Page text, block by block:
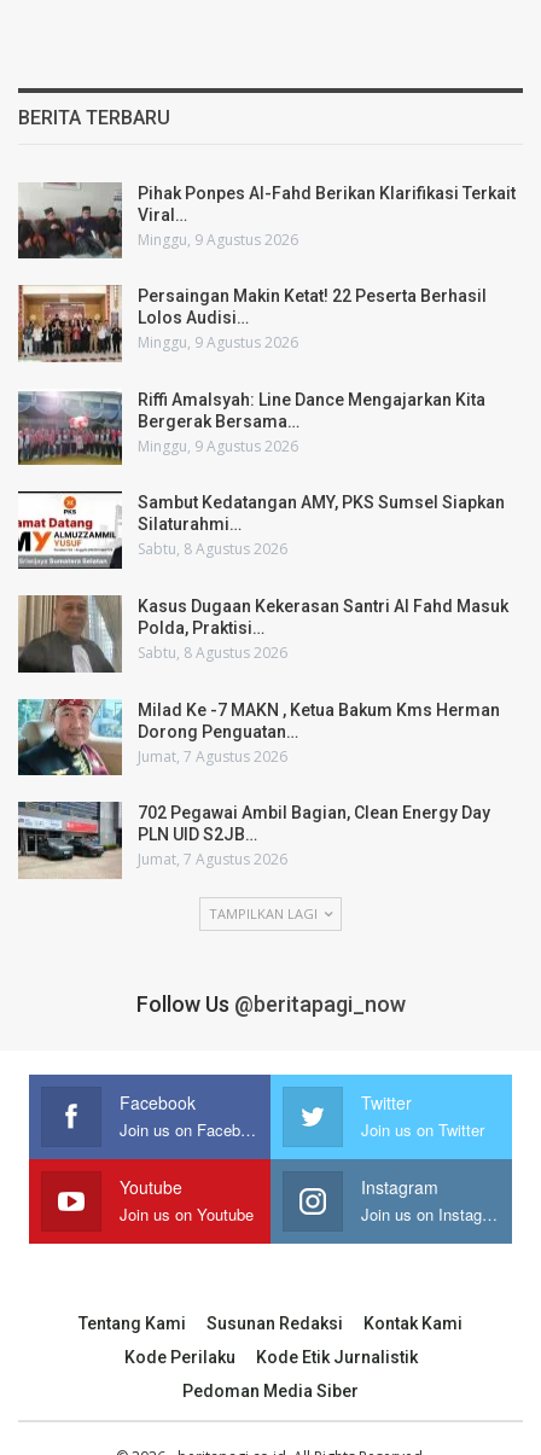
BERITA TERBARU
Pihak Ponpes Al-Fahd Berikan Klarifikasi Terkait
Viral…
Minggu, 9 Agustus 2026
Persaingan Makin Ketat! 22 Peserta Berhasil
Lolos Audisi…
Minggu, 9 Agustus 2026
Riffi Amalsyah: Line Dance Mengajarkan Kita
Bergerak Bersama…
Minggu, 9 Agustus 2026
Sambut Kedatangan AMY, PKS Sumsel Siapkan
Silaturahmi…
Sabtu, 8 Agustus 2026
Kasus Dugaan Kekerasan Santri Al Fahd Masuk
Polda, Praktisi…
Sabtu, 8 Agustus 2026
Milad Ke -7 MAKN , Ketua Bakum Kms Herman
Dorong Penguatan…
Jumat, 7 Agustus 2026
702 Pegawai Ambil Bagian, Clean Energy Day
PLN UID S2JB…
Jumat, 7 Agustus 2026
TAMPILKAN LAGI
Follow Us @beritapagi_now
Facebook
Join us on Facebook
Twitter
Join us on Twitter
Youtube
Join us on Youtube
Instagram
Join us on Instagram
Tentang Kami Susunan Redaksi
Kontak Kami
Kode Perilaku
Kode Etik Jurnalistik
Pedoman Media Siber